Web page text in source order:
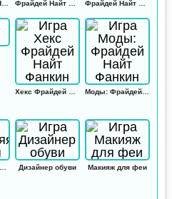
Моды: Фрайдей Найт Фанкин
Дизайнер обуви Макияж для феи